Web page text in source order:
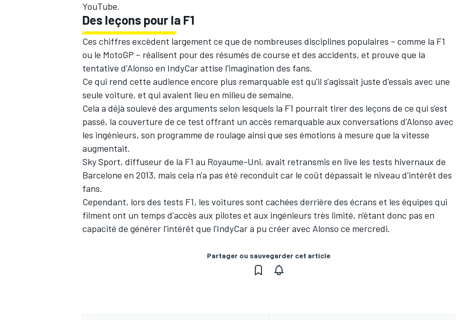
YouTube.
Des leçons pour la F1
Ces chiffres excèdent largement ce que de nombreuses disciplines populaires – comme la F1
ou le MotoGP – réalisent pour des résumés de course et des accidents, et prouve que la
tentative d'Alonso en IndyCar attise l'imagination des fans.
Ce qui rend cette audience encore plus remarquable est qu'il s'agissait juste d'essais avec une
seule voiture, et qui avaient lieu en milieu de semaine.
Cela a déjà soulevé des arguments selon lesquels la F1 pourrait tirer des leçons de ce qui s'est
passé, la couverture de ce test offrant un accès remarquable aux conversations d'Alonso avec
les ingénieurs, son programme de roulage ainsi que ses émotions à mesure que la vitesse
augmentait.
Sky Sport, diffuseur de la F1 au Royaume-Uni, avait retransmis en live les tests hivernaux de
Barcelone en 2013, mais cela n'a pas été reconduit car le coût dépassait le niveau d'intérêt des
fans.
Cependant, lors des tests F1, les voitures sont cachées derrière des écrans et les équipes qui
filment ont un temps d'accès aux pilotes et aux ingénieurs très limité, n'étant donc pas en
capacité de générer l'intérêt que l'IndyCar a pu créer avec Alonso ce mercredi.
Partager ou sauvegarder cet article